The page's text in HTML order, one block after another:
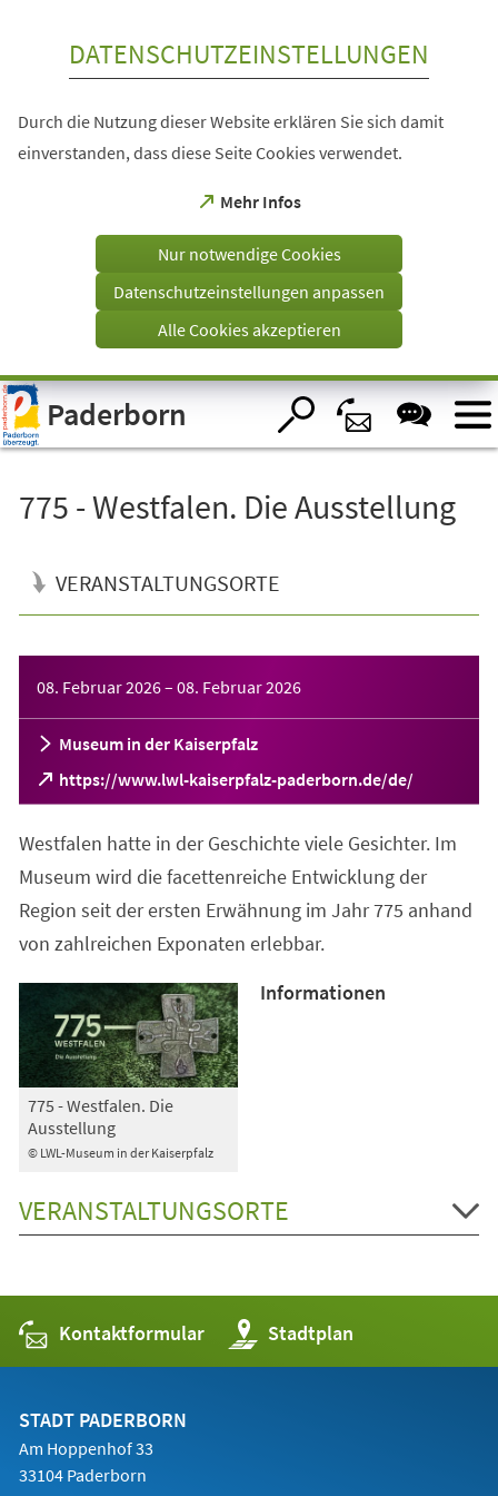
Visuelle
Assistenzsoftware
öffnen.
DATENSCHUTZEINSTELLUNGEN
Durch die Nutzung dieser Website erklären Sie sich damit
einverstanden, dass diese Seite Cookies verwendet.
Mehr Infos
(Öffnet
einem
Tab)
Nur notwendige Cookies
Datenschutzeinstellungen anpassen
Alle Cookies akzeptieren
Paderborn
775 - Westfalen. Die Ausstellung
VERANSTALTUNGSORTE
08. Februar 2026– 08. Februar 2026
Museum in der Kaiserpfalz
https://www.lwl-kaiserpfalz-paderborn.de/de/
(Öffnet
in
neuen
Westfalen hatte in der Geschichte viele Gesichter. Im
Museum wird die facettenreiche Entwicklung der
Region seit der ersten Erwähnung im Jahr 775 anhand
von zahlreichen Exponaten erlebbar.
© LWL-Museum in der Kaiserpfalz
775 - Westfalen. Die
Ausstellung
Informationen
VERANSTALTUNGSORTE
Kontaktformular Stadtplan
(Öffnet
in
einem
STADT PADERBORN
Am Hoppenhof 33
33104 Paderborn